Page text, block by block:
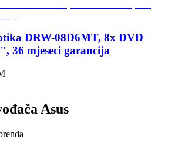
DRW-08D6MT, 8x DVD
36 mjeseci garancija
Asus